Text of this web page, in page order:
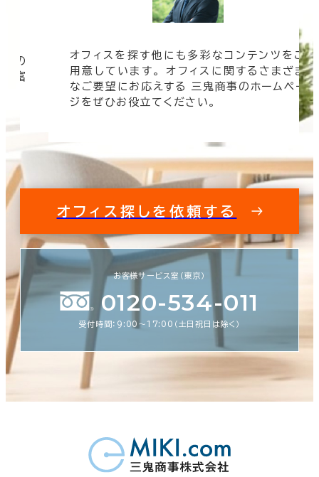
の
豊富
オフィスを探す他にも多彩なコンテンツをご
用意しています。 オフィスに関するさまざま
なご要望にお応えする 三鬼商事のホームペー
ジをぜひお役立てください。
オフィス探しを依頼する
お客様サービス室（東京）
0120-534-011
受付時間：9:00〜17:00（土日祝日は除く）